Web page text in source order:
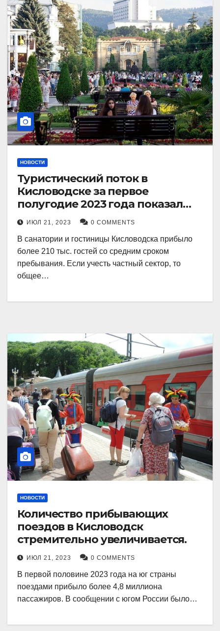
НОВОСТИ
Туристический поток в
Кисловодске за первое
полугодие 2023 года показал
рекордный рост в 21 процент.
ИЮЛ 21, 2023 0 COMMENTS
В санатории и гостиницы Кисловодска прибыло
более 210 тыс. гостей со средним сроком
пребывания. Если учесть частный сектор, то
общее…
НОВОСТИ
Количество прибывающих
поездов в Кисловодск
стремительно увеличивается.
ИЮЛ 21, 2023 0 COMMENTS
В первой половине 2023 года на юг страны
поездами прибыло более 4,8 миллиона
пассажиров. В сообщении с югом России было…